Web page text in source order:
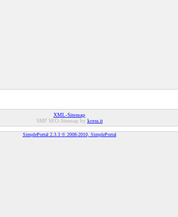
XML-Sitemap
SMF SEO-Sitemap by kress.it
SimplePortal 2.3.3 © 2008-2010, SimplePortal